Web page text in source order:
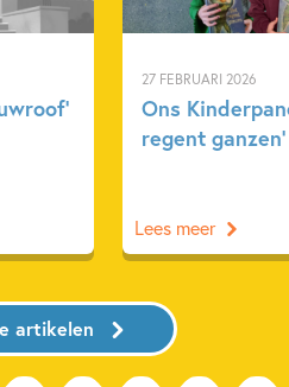
27 FEBRUARI 2026
Ons
regent ganzen’
Lees meer
artikelen